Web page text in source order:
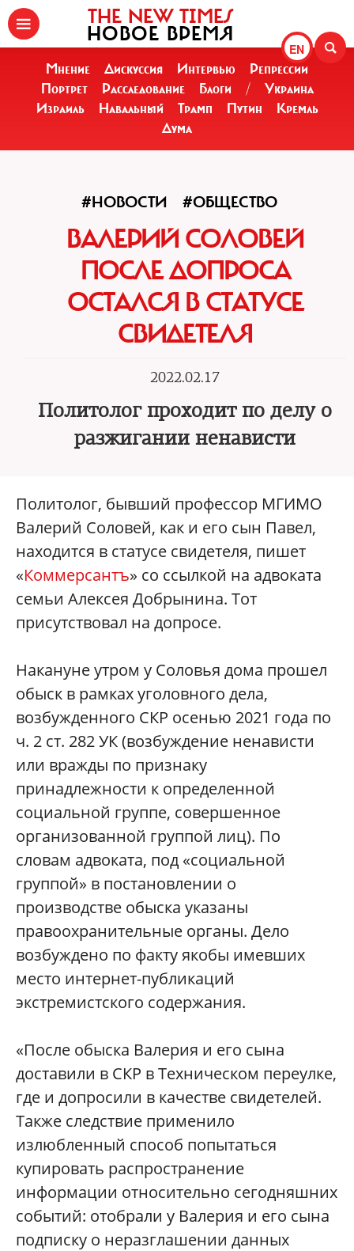
EN
THE NEW TIMES
НОВОЕ ВРЕМЯ
Мнение Дискуссия Интервью
Репрессии
Портрет
Расследование Блоги /
Украина
Израиль
Навальный Трамп Путин
Кремль
Дума
#НОВОСТИ #ОБЩЕСТВО
ВАЛЕРИЙ СОЛОВЕЙ
ПОСЛЕ ДОПРОСА
ОСТАЛСЯ В СТАТУСЕ
СВИДЕТЕЛЯ
2022.02.17
Политолог проходит по делу о
разжигании ненависти
Политолог, бывший профессор МГИМО
Валерий Соловей, как и его сын Павел,
находится в статусе свидетеля, пишет
«Коммерсантъ» со ссылкой на адвоката
семьи Алексея Добрынина. Тот
присутствовал на допросе.
Накануне утром у Соловья дома прошел
обыск в рамках уголовного дела,
возбужденного СКР осенью 2021 года по
ч. 2 ст. 282 УК (возбуждение ненависти
или вражды по признаку
принадлежности к определенной
социальной группе, совершенное
организованной группой лиц). По
словам адвоката, под «социальной
группой» в постановлении о
производстве обыска указаны
правоохранительные органы. Дело
возбуждено по факту якобы имевших
место интернет-публикаций
экстремистского содержания.
«После обыска Валерия и его сына
доставили в СКР в Техническом переулке,
где и допросили в качестве свидетелей.
Также следствие применило
излюбленный способ попытаться
купировать распространение
информации относительно сегодняшних
событий: отобрали у Валерия и его сына
подписку о неразглашении данных